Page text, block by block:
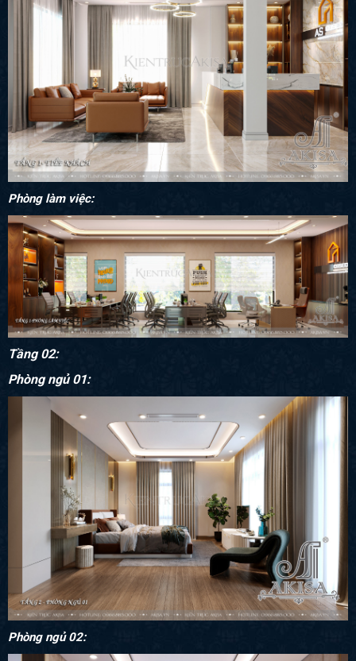
Phòng làm việc:
Tầng 02:
Phòng ngủ 01:
Phòng ngủ 02: